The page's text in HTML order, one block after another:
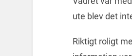
ute blev det
Riktigt roligt